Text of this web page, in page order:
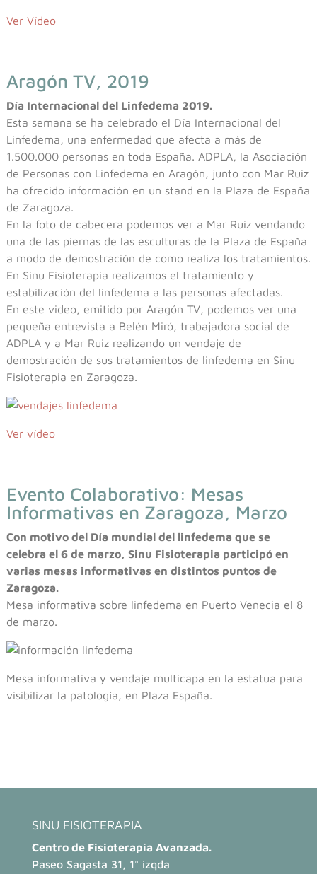
Ver Vídeo
Aragón TV, 2019
Día Internacional del Linfedema 2019.
Esta semana se ha celebrado el Día Internacional del
Linfedema, una enfermedad que afecta a más de
1.500.000 personas en toda España. ADPLA, la Asociación
de Personas con Linfedema en Aragón, junto con Mar Ruiz
ha ofrecido información en un stand en la Plaza de España
de Zaragoza.
En la foto de cabecera podemos ver a Mar Ruiz vendando
una de las piernas de las esculturas de la Plaza de España
a modo de demostración de como realiza los tratamientos.
En Sinu Fisioterapia realizamos el tratamiento y
estabilización del linfedema a las personas afectadas.
En este video, emitido por Aragón TV, podemos ver una
pequeña entrevista a Belén Miró, trabajadora social de
ADPLA y a Mar Ruiz realizando un vendaje de
demostración de sus tratamientos de linfedema en Sinu
Fisioterapia en Zaragoza.
Ver vídeo
Evento Colaborativo: Mesas
Informativas en Zaragoza, Marzo
Con motivo del Día mundial del linfedema que se
celebra el 6 de marzo, Sinu Fisioterapia participó en
varias mesas informativas en distintos puntos de
Zaragoza.
Mesa informativa sobre linfedema en Puerto Venecia el 8
de marzo.
Mesa informativa y vendaje multicapa en la estatua para
visibilizar la patología, en Plaza España.
SINU FISIOTERAPIA
Centro de Fisioterapia Avanzada.
Paseo Sagasta 31, 1° izqda